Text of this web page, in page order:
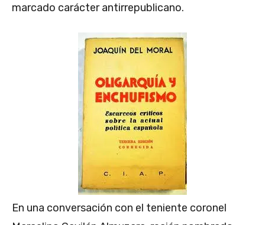
marcado carácter antirrepublicano.
En una conversación con el teniente coronel